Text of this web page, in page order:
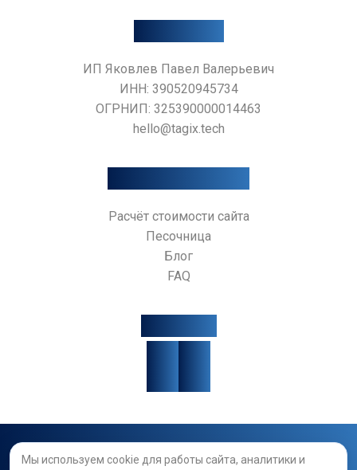
ИП Яковлев Павел Валерьевич
ИНН: 390520945734
ОГРНИП: 325390000014463
hello@tagix.tech
Расчёт стоимости сайта
Песочница
Блог
FAQ
Сервис находится в активной разработке: некоторые функции
Мы используем cookie для работы сайта, аналитики и